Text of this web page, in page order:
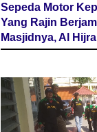
Sepeda Motor
Yang Rajin
Masjidnya, Al